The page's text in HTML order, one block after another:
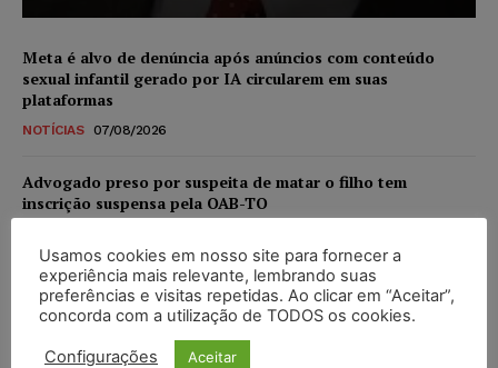
Meta é alvo de denúncia após anúncios com conteúdo
sexual infantil gerado por IA circularem em suas
plataformas
NOTÍCIAS 07/08/2026
Advogado preso por suspeita de matar o filho tem
inscrição suspensa pela OAB-TO
STF amplia isenção de IBS e CBS na compra de veículos
novos para pessoas com deficiência e autistas de todos os
níveis
DIREITO TRIBUTÁRIO 07/08/2026
Usamos cookies em nosso site para fornecer a
experiência mais relevante, lembrando suas
preferências e visitas repetidas. Ao clicar em “Aceitar”,
concorda com a utilização de TODOS os cookies.
Configurações Aceitar